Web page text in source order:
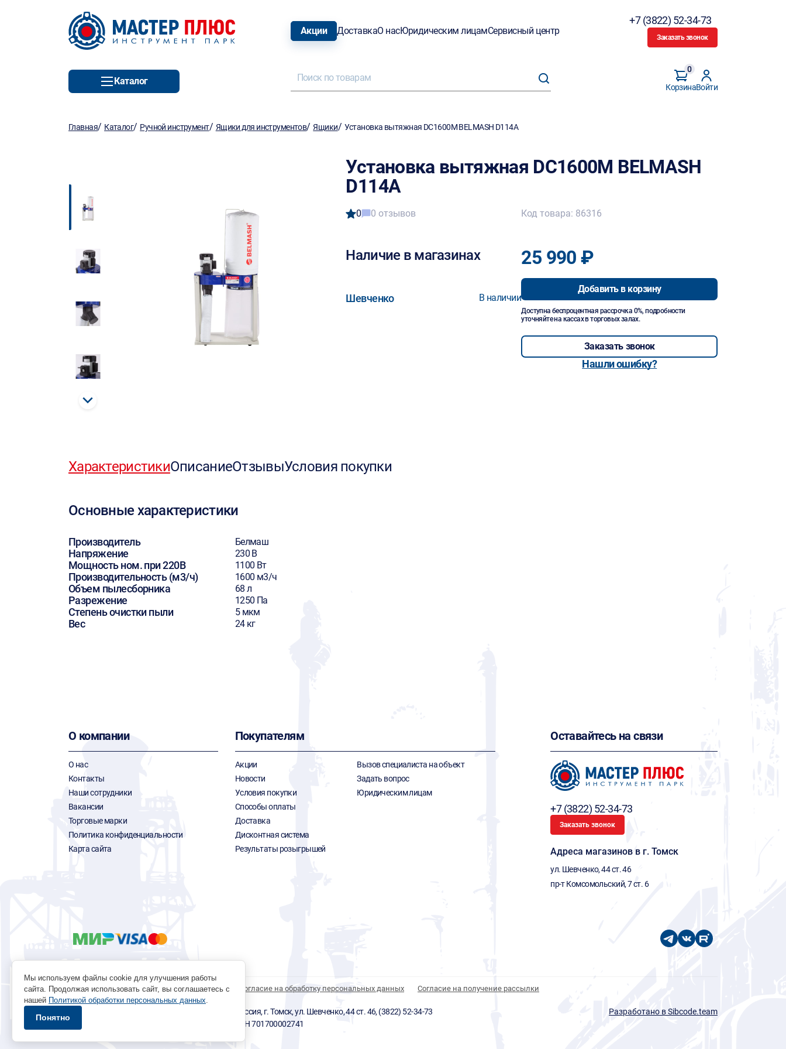
Акции ДоставкаО насЮридическим лицамСервисный центр
+7 (3822) 52-34-73
Заказать звонок
Каталог
Корзина
0
Войти
Главная/ Каталог/ Ручной инструмент/ Ящики для инструментов/Ящики/ Установка вытяжная DC1600M BELMASH D114A
Установка вытяжная DC1600M BELMASH
D114A
0 0 отзывов
Наличие в магазинах
Шевченко В наличии
Код товара: 86316
25 990 ₽
Добавить в корзину
Доступна беспроцентная рассрочка 0%, подробности
уточняйте на кассах в торговых залах.
Заказать звонок
Нашли ошибку?
ХарактеристикиОписаниеОтзывыУсловия покупки
Основные характеристики
Производитель Белмаш
Напряжение 230 В
Мощность ном. при 220В 1100 Вт
Производительность (м3/ч) 1600 м3/ч
Объем пылесборника 68 л
Разрежение 1250 Па
Степень очистки пыли 5 мкм
Вес 24 кг
О компании
О нас
Контакты
Наши сотрудники
Вакансии
Торговые марки
Политика конфиденциальности
Карта сайта
Покупателям
Акции
Новости
Условия покупки
Способы оплаты
Доставка
Дисконтная система
Результаты розыгрышей
Вызов специалиста на объект
Задать вопрос
Юридическим лицам
Оставайтесь на связи
+7 (3822) 52-34-73
Заказать звонок
Адреса магазинов в г. Томск
ул. Шевченко, 44 ст. 46
пр-т Комсомольский, 7 ст. 6
Политика обработки персональных данных Согласие на обработку персональных данных Согласие на получение рассылки
© 1996 - 2026 инструмент парк «Мастер Плюс» Россия, г. Томск, ул. Шевченко, 44 ст. 46, (3822) 52-34-73
okp@masterplus.tomsk.ru ИП Брусницын Д.Н. ИНН 701700002741
Разработано в Sibcode.team
Мы используем файлы cookie для улучшения работы
сайта. Продолжая использовать сайт, вы соглашаетесь с
нашей Политикой обработки персональных данных.
Понятно